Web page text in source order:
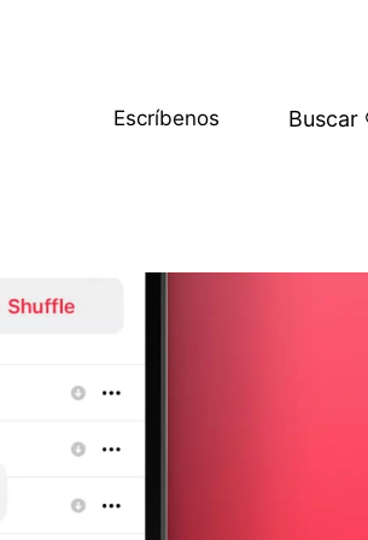
Escríbenos Buscar